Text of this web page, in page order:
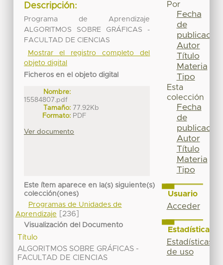
Descripción:
Programa de Aprendizaje
ALGORITMOS SOBRE GRÁFICAS -
FACULTAD DE CIENCIAS
Mostrar el registro completo del
objeto digital
Ficheros en el objeto digital
Nombre:
15584807.pdf
Tamaño: 77.92Kb
Formato: PDF
Ver documento
Este ítem aparece en la(s) siguiente(s)
colección(ones)
Programas de Unidades de
Aprendizaje
[236]
Visualización del Documento
Título
ALGORITMOS SOBRE GRÁFICAS -
FACULTAD DE CIENCIAS
Por
Fecha
de
publicación
Autor
Título
Materia
Tipo
Esta
colección
Fecha
de
publicación
Autor
Título
Materia
Tipo
Usuario
Acceder
Estadísticas
Estadísticas
de uso